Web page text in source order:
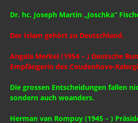
Dr. hc. Joseph Martin „Joschka“
Der Islam gehört zu Deutschland.
Angela Merkel (1954 – ) Deutsche
Empfängerin des Coudenhove-
Die grossen Entscheidungen fallen
sondern auch woanders.
Herman van Rompuy (1945 – )